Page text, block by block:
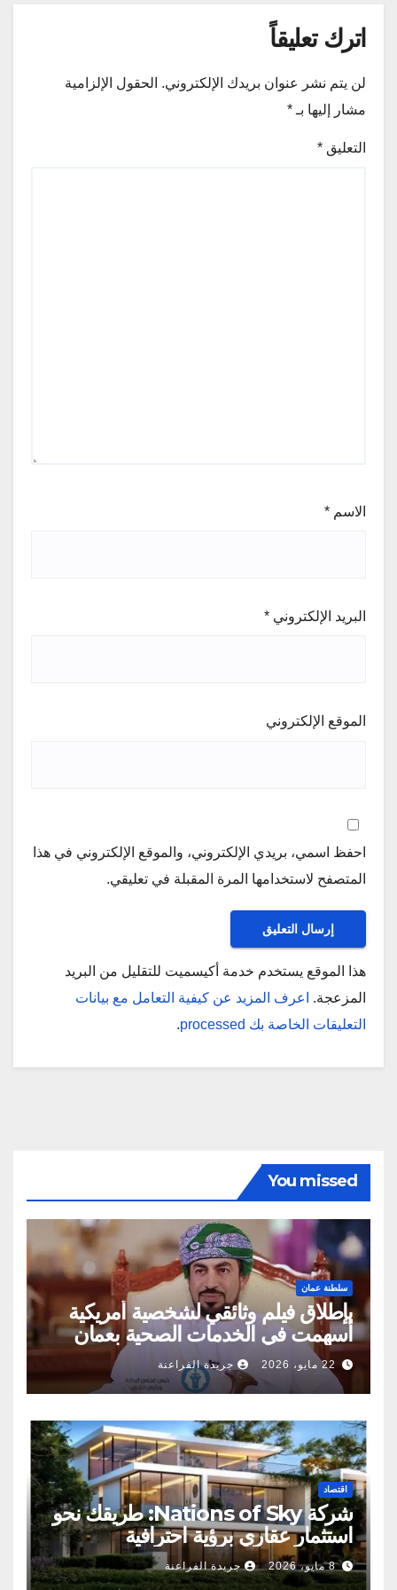
اترك تعليقاً
لن يتم نشر عنوان بريدك الإلكتروني. الحقول الإلزامية
مشار إليها بـ *
التعليق *
الاسم *
البريد الإلكتروني *
الموقع الإلكتروني
احفظ اسمي، بريدي الإلكتروني، والموقع الإلكتروني في هذا
المتصفح لاستخدامها المرة المقبلة في تعليقي.
هذا الموقع يستخدم خدمة أكيسميت للتقليل من البريد
المزعجة.
اعرف المزيد عن كيفية التعامل مع بيانات
التعليقات الخاصة بك processed
.
You missed
سلطنة عمان
بإطلاق فيلم وثائقي لشخصية أمريكية
أسهمت في الخدمات الصحية بعمان
22 مايو، 2026 جريدة الفراعنة
اقتصاد
شركة Nations of Sky: طريقك نحو
استثمار عقاري برؤية احترافية
8 مايو، 2026 جريدة الفراعنة